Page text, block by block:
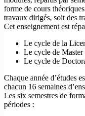
forme de cours
travaux dirigés, soit des
Cet enseignement est
​Le cycle de la
Le cycle de Master
Le cycle de
Chaque année d’études
chacun 16 semaines
Les six semestres de
périodes :